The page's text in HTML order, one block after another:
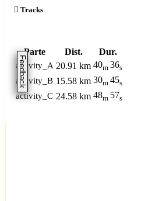
Feedback
Tracks
Parte Dist. Dur.
activity_A 20.91 km 40m 36s
activity_B 15.58 km 30m 45s
activity_C 24.58 km 48m 57s